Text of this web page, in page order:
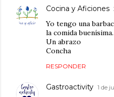
Cocina y Aficiones
Yo tengo una
la comida
Un abrazo
Concha
RESPONDER
Gastroactivity 1 de